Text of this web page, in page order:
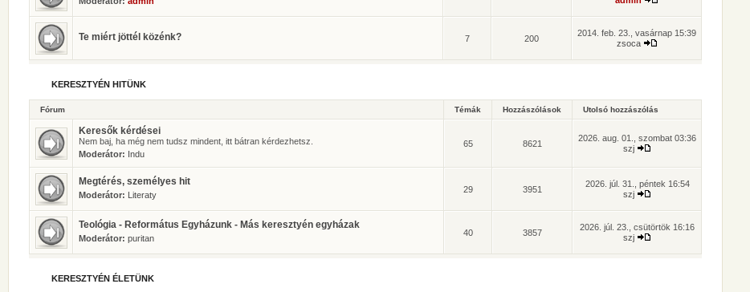
Te miért jöttél közénk? 7 200
2014. feb. 23., vasárnap 15:39
zsoca
KERESZTYÉN HITÜNK
Fórum Témák Hozzászólások Utolsó hozzászólás
Keresők kérdései
Nem baj, ha még nem tudsz mindent, itt bátran kérdezhetsz.
Moderátor: Indu
65 8621
2026. aug. 01., szombat 03:36
szj
Megtérés, személyes hit
Moderátor: Literaty
29 3951
2026. júl. 31., péntek 16:54
szj
Teológia - Református Egyházunk - Más keresztyén egyházak
Moderátor: puritan
40 3857
2026. júl. 23., csütörtök 16:16
szj
KERESZTYÉN ÉLETÜNK